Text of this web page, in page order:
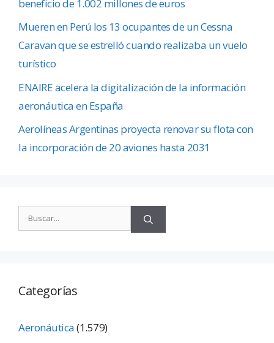
beneficio de 1.002 millones de euros
Mueren en Perú los 13 ocupantes de un Cessna
Caravan que se estrelló cuando realizaba un vuelo
turístico
ENAIRE acelera la digitalización de la información
aeronáutica en España
Aerolíneas Argentinas proyecta renovar su flota con
la incorporación de 20 aviones hasta 2031
Categorías
Aeronáutica(1.579)